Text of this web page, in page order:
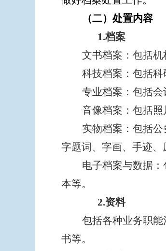
（二）处置内容
1.档案
文书档案：包括机
科技档案：包括科
专业档案：包括会
音像档案：包括照
实物档案：包括
字题词、字画、手迹、
电子档案与数据
本等。
2.资料
包括各种业务职
书等。